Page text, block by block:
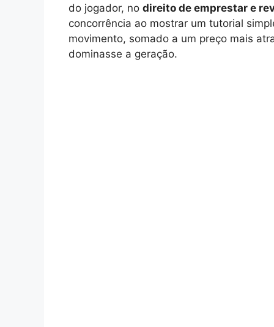
do jogador, no direito de emprestar e
concorrência ao mostrar um tutorial
movimento, somado a um preço mais
dominasse a geração.